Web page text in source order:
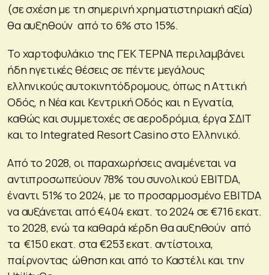
(σε σχέση με τη σημερινή χρηματιστηριακή αξία)
θα αυξηθούν από το 6% στο 15%.
Το χαρτοφυλάκιο της ΓΕΚ ΤΕΡΝΑ περιλαμβάνει
ήδη ηγετικές θέσεις σε πέντε μεγάλους
ελληνικούς αυτοκινητόδρομους, όπως η Αττική
Οδός, η Νέα και Κεντρική Οδός και η Εγνατία,
καθώς και συμμετοχές σε αεροδρόμια, έργα ΣΔΙΤ
και το Integrated Resort Casino στο Ελληνικό.
Από το 2028, οι παραχωρήσεις αναμένεται να
αντιπροσωπεύουν 78% του συνολικού EBITDA,
έναντι 51% το 2024, με το προσαρμοσμένο EBITDA
να αυξάνεται από €404 εκατ. το 2024 σε €716 εκατ.
το 2028, ενώ τα καθαρά κέρδη θα αυξηθούν από
τα €150 εκατ. στα €253 εκατ. αντίστοιχα,
παίρνοντας ώθηση και από το Καστέλι και την